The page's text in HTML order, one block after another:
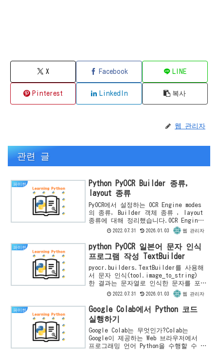
X Facebook LINE
Pinterest LinkedIn 복사
웹 관리자
관련 글
파이썬
Python PyOCR Builder 종류,
layout 종류
PyOCR에서 설정하는 OCR Engine modes
의 종류, Builder 객체 종류 , layout
종류에 대해 정리했습니다.OCR Engine
modes(-oem)0 - Legacy engine only.1
2022.07.31 2026.01.03 웹 관리자
파이썬
python PyOCR 일본어 문자 인식
프로그램 작성 TextBuilder
pyocr.builders.TextBuilder를 사용해
서 문자 인식(tool.image_to_string)
한 결과는 문자열로 인식한 문자를 포함
하고 있습니다. 이 글에서는
TextBuilder의 이해를 돕기 위해...
2022.07.31 2026.01.03 웹 관리자
파이썬
Google Colab에서 Python 코드
실행하기
Google Colab는 무엇인가?Colab는
Google이 제공하는 Web 브라우저에서
프로그래밍 언어 Python을 수행할 수 있